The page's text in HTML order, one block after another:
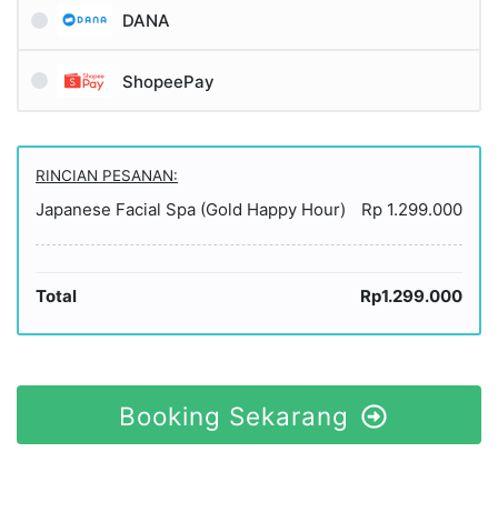
DANA
ShopeePay
RINCIAN PESANAN:
Japanese Facial Spa (Gold Happy Hour) Rp 1.299.000
Total Rp1.299.000
Booking Sekarang